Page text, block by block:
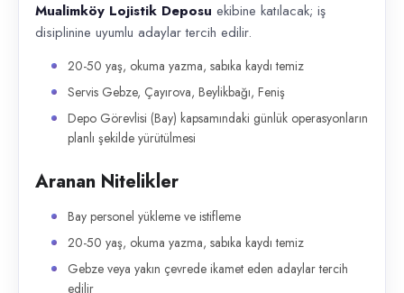
Mualimköy Lojistik Deposu ekibine katılacak; iş
disiplinine uyumlu adaylar tercih edilir.
20-50 yaş, okuma yazma, sabıka kaydı temiz
Servis Gebze, Çayırova, Beylikbağı, Feniş
Depo Görevlisi (Bay) kapsamındaki günlük operasyonların
planlı şekilde yürütülmesi
Aranan Nitelikler
Bay personel yükleme ve istifleme
20-50 yaş, okuma yazma, sabıka kaydı temiz
Gebze veya yakın çevrede ikamet eden adaylar tercih
edilir